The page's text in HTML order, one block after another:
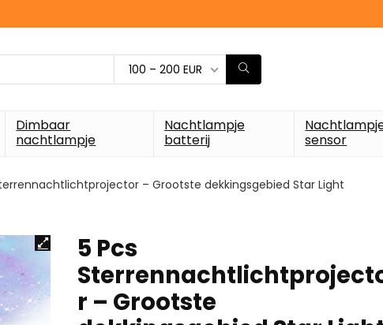
100 – 200 EUR
Dimbaar
nachtlampje
Nachtlampje
batterij
sensor
– Grootste dekkingsgebied Star Light
5 Pcs
r – Grootste